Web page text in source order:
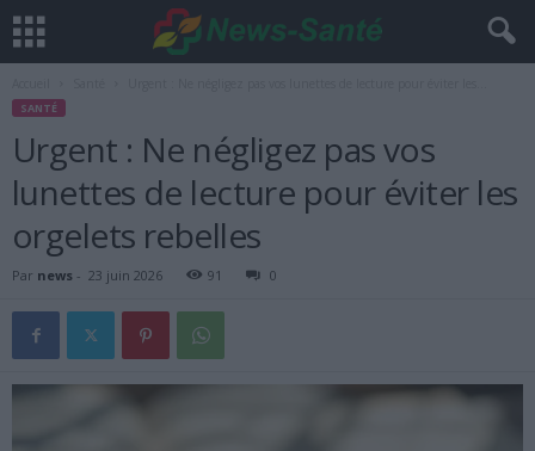
SANTÉ
Urgent : Ne négligez pas vos
lunettes de lecture pour éviter les
orgelets rebelles
Par news - 23 juin 2026 91 0